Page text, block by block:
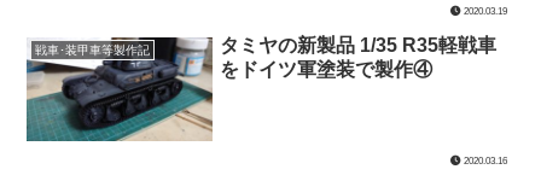
2020.03.19
戦車･装甲車等製作記
タミヤの新製品 1/35 R35軽戦車
をドイツ軍塗装で製作④
2020.03.16